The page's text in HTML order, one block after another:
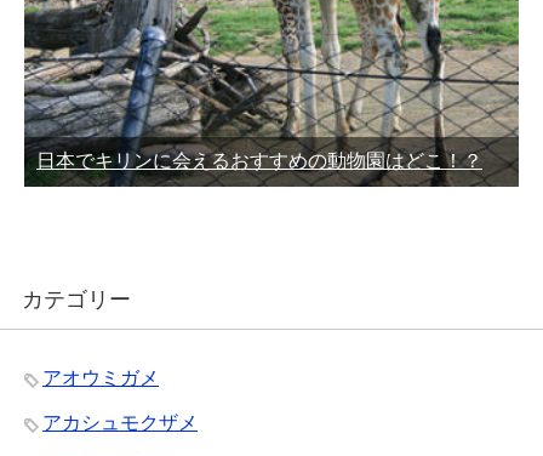
日本でキリンに会えるおすすめの動物園はどこ！？
カテゴリー
アオウミガメ
アカシュモクザメ